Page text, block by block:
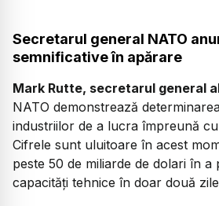
Secretarul general NATO
semnificative în apărare
Mark Rutte, secretarul general
NATO demonstrează
industriilor de a lucra împreună
Cifrele sunt uluitoare în acest
peste 50 de miliarde de dolari în
capacități tehnice în doar două